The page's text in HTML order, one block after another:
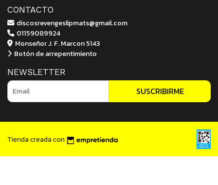
CONTACTO
discosrevengeslipmats@gmail.com
01159089924
Monseñor J. F. Marcon 5143
Botón de arrepentimiento
NEWSLETTER
SUSCRIBIRME
Tienda creada con